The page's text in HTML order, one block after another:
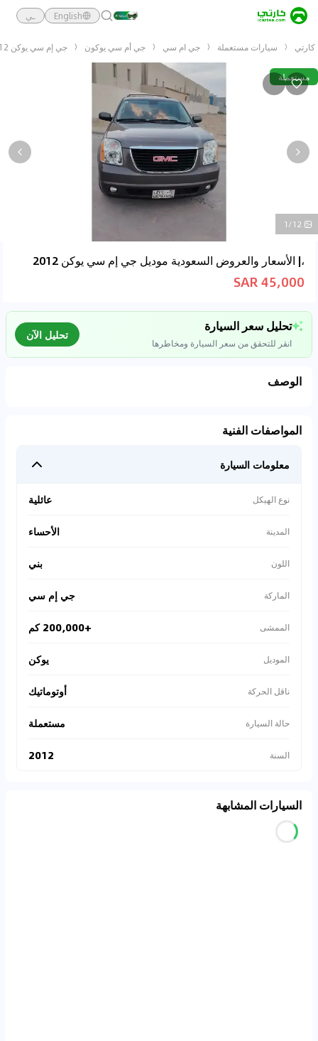
English ـي
كارتي سيارات مستعملة جي ام سي جي أم سي يوكون جي إم سي يوكن 2012
مستعملة
1/12
،| الأسعار والعروض السعودية موديل جي إم سي يوكن 2012
45,000 SAR
تحليل سعر السيارة
انقر للتحقق من سعر السيارة ومخاطرها
تحليل الآن
الوصف
المواصفات الفنية
معلومات السيارة
نوع الهيكل عائلية
المدينة الأحساء
اللون بني
الماركة جي إم سي
الممشى +200,000 كم
الموديل يوكن
ناقل الحركة أوتوماتيك
حالة السيارة مستعملة
السنة 2012
السيارات المشابهة